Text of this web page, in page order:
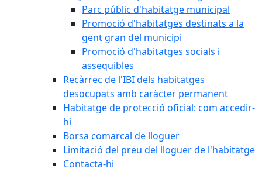
Parc públic d'habitatge municipal
Promoció d'habitatges destinats a la
gent gran del municipi
Promoció d'habitatges socials i
assequibles
Recàrrec de l'IBI dels habitatges
desocupats amb caràcter permanent
Habitatge de protecció oficial: com accedir-
hi
Borsa comarcal de lloguer
Limitació del preu del lloguer de l'habitatge
Contacta-hi